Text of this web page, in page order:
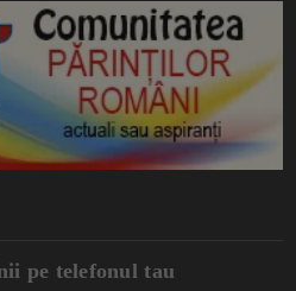
pe telefonul tau